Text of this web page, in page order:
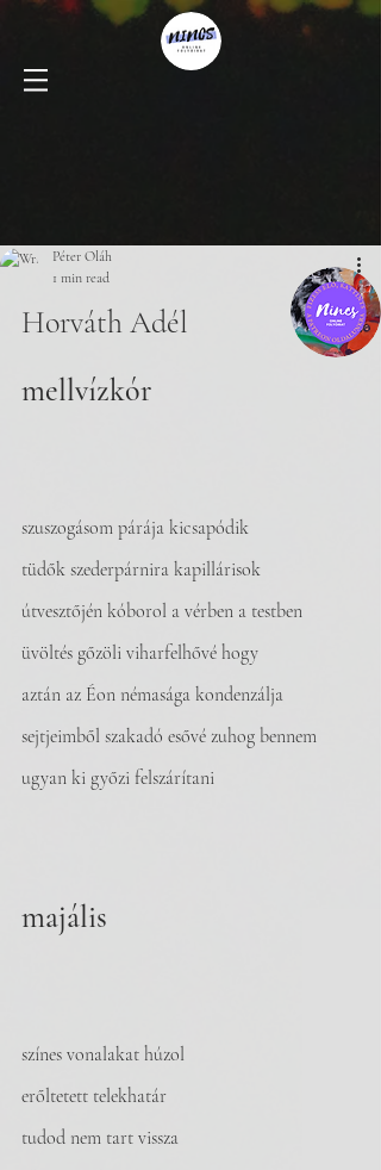
Péter Oláh
1 min read
Horváth Adél
mellvízkór
szuszogásom párája kicsapódik
tüdők szederpárnira kapillárisok
útvesztőjén kóborol a vérben a testben
üvöltés gőzöli viharfelhővé hogy
aztán az Éon némasága kondenzálja
sejtjeimből szakadó esővé zuhog bennem
ugyan ki győzi felszárítani
majális
színes vonalakat húzol
erőltetett telekhatár
tudod nem tart vissza